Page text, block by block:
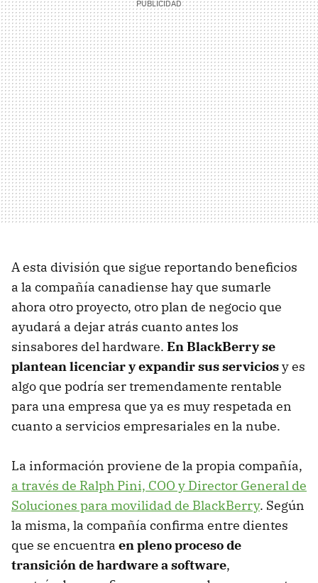
A esta división que sigue reportando beneficios
a la compañía canadiense hay que sumarle
ahora otro proyecto, otro plan de negocio que
ayudará a dejar atrás cuanto antes los
sinsabores del hardware. En BlackBerry se
plantean licenciar y expandir sus serviciosy es
algo que podría ser tremendamente rentable
para una empresa que ya es muy respetada en
cuanto a servicios empresariales en la nube.
La información proviene de la propia compañía,
a través de Ralph Pini, COO y Director General de
Soluciones para movilidad de BlackBerry. Según
la misma, la compañía confirma entre dientes
que se encuentra en pleno proceso de
transición de hardware a software,